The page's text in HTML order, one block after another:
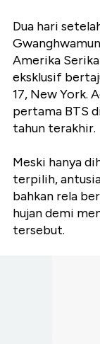
Dua hari
Amerika
eksklusif
17, New York.
pertama BTS
tahun terakhir.
Meski hanya
terpilih,
bahkan rela
hujan demi
tersebut.